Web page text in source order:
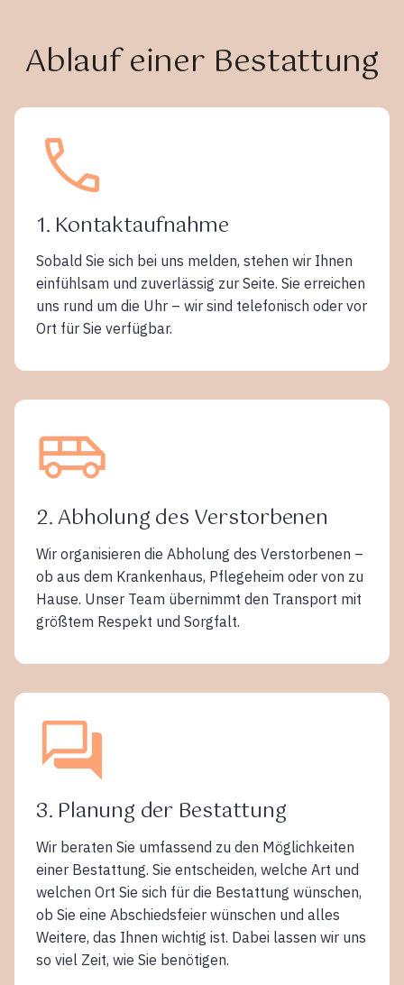
Ablauf einer Bestattung
1. Kontaktaufnahme
Sobald Sie sich bei uns melden, stehen wir Ihnen
einfühlsam und zuverlässig zur Seite. Sie erreichen
uns rund um die Uhr – wir sind telefonisch oder vor
Ort für Sie verfügbar.
2. Abholung des Verstorbenen
Wir organisieren die Abholung des Verstorbenen –
ob aus dem Krankenhaus, Pflegeheim oder von zu
Hause. Unser Team übernimmt den Transport mit
größtem Respekt und Sorgfalt.
3. Planung der Bestattung
Wir beraten Sie umfassend zu den Möglichkeiten
einer Bestattung. Sie entscheiden, welche Art und
welchen Ort Sie sich für die Bestattung wünschen,
ob Sie eine Abschiedsfeier wünschen und alles
Weitere, das Ihnen wichtig ist. Dabei lassen wir uns
so viel Zeit, wie Sie benötigen.